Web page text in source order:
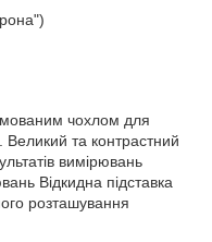
чохлом для
Великий та контрастний
вимірювань
Відкидна підставка
розташування